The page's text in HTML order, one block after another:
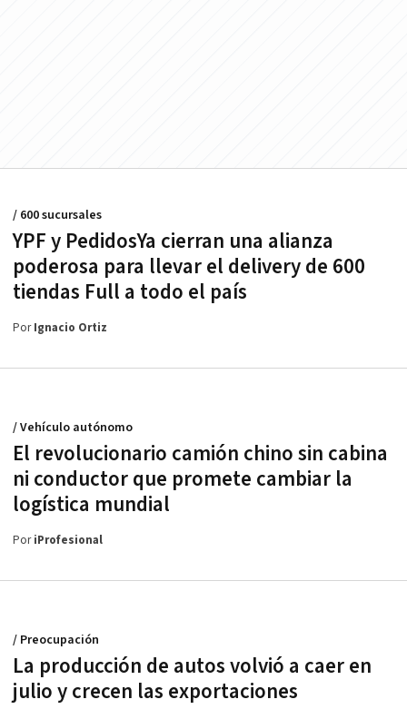
YPF y PedidosYa cierran una alianza
poderosa para llevar el delivery de 600
tiendas Full a todo el país
/ 600 sucursales
PorIgnacio Ortiz
El revolucionario camión chino sin cabina
ni conductor que promete cambiar la
logística mundial
/ Vehículo autónomo
PoriProfesional
La producción de autos volvió a caer en
julio y crecen las exportaciones
/ Preocupación